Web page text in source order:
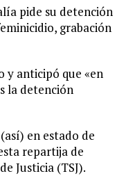
pide su detención
grabación
y anticipó que «en
la detención
en estado de
repartija de
Justicia (TSJ).